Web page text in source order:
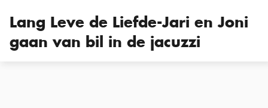
Lang Leve de Liefde-Jari en Joni
gaan van bil in de jacuzzi